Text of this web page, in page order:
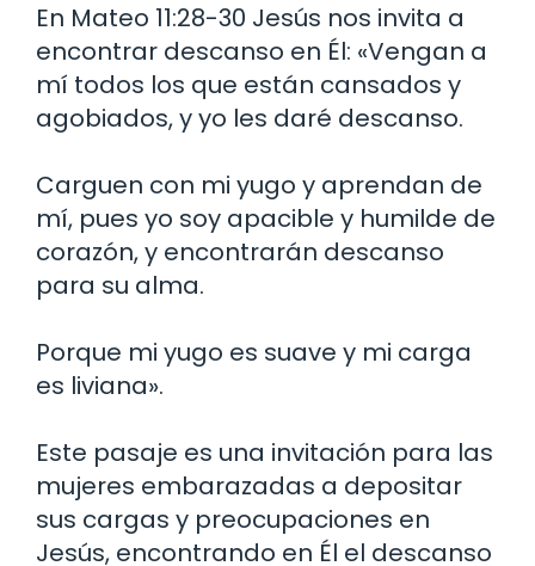
En Mateo 11:28-30 Jesús nos invita a
encontrar descanso en Él: «Vengan a
mí todos los que están cansados y
agobiados, y yo les daré descanso.
Carguen con mi yugo y aprendan de
mí, pues yo soy apacible y humilde de
corazón, y encontrarán descanso
para su alma.
Porque mi yugo es suave y mi carga
es liviana».
Este pasaje es una invitación para las
mujeres embarazadas a depositar
sus cargas y preocupaciones en
Jesús, encontrando en Él el descanso